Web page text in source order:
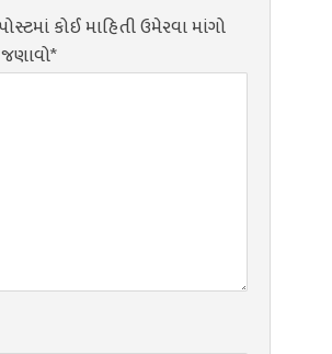
કોઈ માહિતી ઉમેરવા માંગો